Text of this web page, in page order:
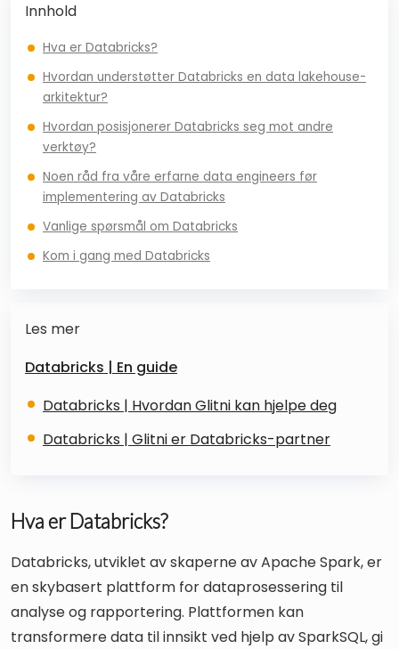
Innhold
Hva er Databricks?
Hvordan understøtter Databricks en data lakehouse-
arkitektur?
Hvordan posisjonerer Databricks seg mot andre
verktøy?
Noen råd fra våre erfarne data engineers før
implementering av Databricks
Vanlige spørsmål om Databricks
Kom i gang med Databricks
Les mer
Databricks | En guide
Databricks | Hvordan Glitni kan hjelpe deg
Databricks | Glitni er Databricks-partner
Hva er Databricks?
Databricks, utviklet av skaperne av Apache Spark, er
en skybasert plattform for dataprosessering til
analyse og rapportering. Plattformen kan
transformere data til innsikt ved hjelp av SparkSQL, gi